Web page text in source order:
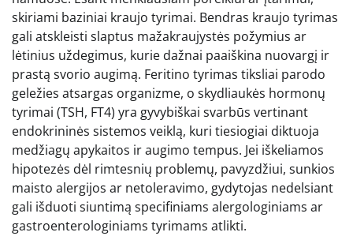
skiriami baziniai kraujo tyrimai. Bendras kraujo tyrimas
gali atskleisti slaptus mažakraujystės požymius ar
lėtinius uždegimus, kurie dažnai paaiškina nuovargį ir
prastą svorio augimą. Feritino tyrimas tiksliai parodo
geležies atsargas organizme, o skydliaukės hormonų
tyrimai (TSH, FT4) yra gyvybiškai svarbūs vertinant
endokrininės sistemos veiklą, kuri tiesiogiai diktuoja
medžiagų apykaitos ir augimo tempus. Jei iškeliamos
hipotezės dėl rimtesnių problemų, pavyzdžiui, sunkios
maisto alergijos ar netoleravimo, gydytojas nedelsiant
gali išduoti siuntimą specifiniams alergologiniams ar
gastroenterologiniams tyrimams atlikti.